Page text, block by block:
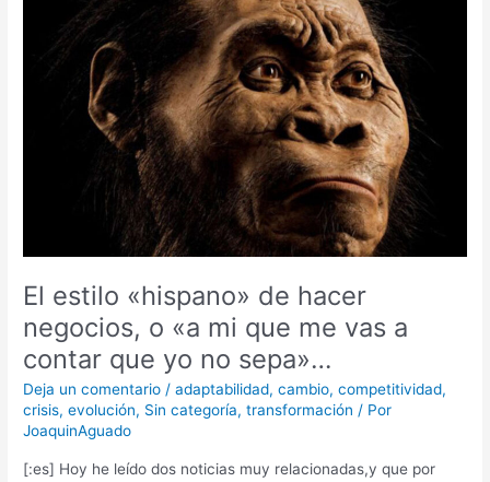
El estilo «hispano» de hacer
negocios, o «a mi que me vas a
contar que yo no sepa»…
Deja un comentario /adaptabilidad,cambio,competitividad,
crisis,evolución, Sin categoría,transformación / Por
JoaquinAguado
[:es] Hoy he leído dos noticias muy relacionadas,y que por
«hispano»
negocios,
vas
a
contar
que
yo
no
sepa»…